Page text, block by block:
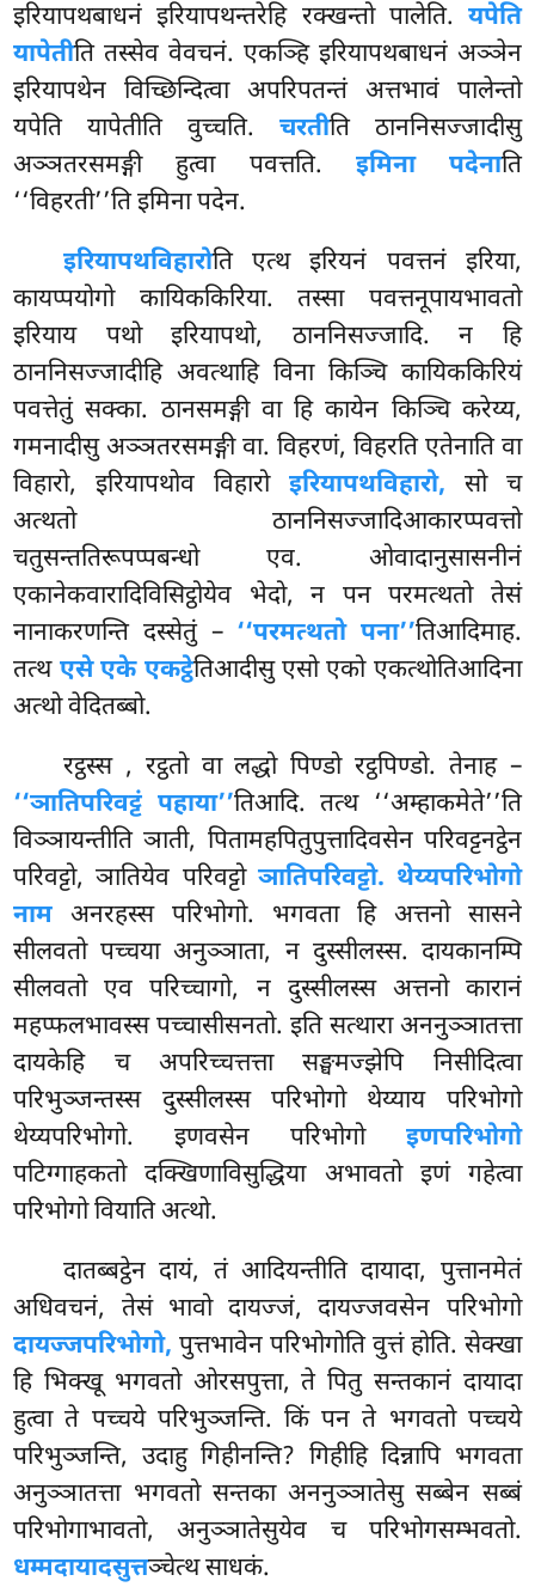
इरियापथबाधनं इरियापथन्तरेहि रक्खन्तो पालेति. यपेति
यापेतीति तस्सेव वेवचनं. एकञ्हि इरियापथबाधनं अञ्ञेन
इरियापथेन विच्छिन्दित्वा अपरिपतन्तं अत्तभावं पालेन्तो
यपेति यापेतीति वुच्चति. चरतीति ठाननिसज्जादीसु
अञ्ञतरसमङ्गी हुत्वा पवत्तति. इमिना पदेनाति
‘‘विहरती’’ति इमिना पदेन.
इरियापथविहारोति एत्थ इरियनं पवत्तनं इरिया,
कायप्पयोगो कायिककिरिया. तस्सा पवत्तनूपायभावतो
इरियाय पथो इरियापथो, ठाननिसज्जादि. न हि
ठाननिसज्जादीहि अवत्थाहि विना किञ्चि कायिककिरियं
पवत्तेतुं सक्का. ठानसमङ्गी वा हि कायेन किञ्चि करेय्य,
गमनादीसु अञ्ञतरसमङ्गी वा. विहरणं, विहरति एतेनाति वा
विहारो, इरियापथोव विहारो इरियापथविहारो, सो च
अत्थतो ठाननिसज्जादिआकारप्पवत्तो
चतुसन्ततिरूपप्पबन्धो एव. ओवादानुसासनीनं
एकानेकवारादिविसिट्ठोयेव भेदो, न पन परमत्थतो तेसं
नानाकरणन्ति दस्सेतुं – ‘‘परमत्थतो पना’’तिआदिमाह.
तत्थ एसे एके एकट्ठेतिआदीसु एसो एको एकत्थोतिआदिना
अत्थो वेदितब्बो.
रट्ठस्स , रट्ठतो वा लद्धो पिण्डो रट्ठपिण्डो. तेनाह –
‘‘ञातिपरिवट्टं पहाया’’तिआदि. तत्थ ‘‘अम्हाकमेते’’ति
विञ्ञायन्तीति ञाती, पितामहपितुपुत्तादिवसेन परिवट्टनट्ठेन
परिवट्टो, ञातियेव परिवट्टो ञातिपरिवट्टो. थेय्यपरिभोगो
नाम अनरहस्स परिभोगो. भगवता हि अत्तनो सासने
सीलवतो पच्चया अनुञ्ञाता, न दुस्सीलस्स. दायकानम्पि
सीलवतो एव परिच्चागो, न दुस्सीलस्स अत्तनो कारानं
महप्फलभावस्स पच्चासीसनतो. इति सत्थारा अननुञ्ञातत्ता
दायकेहि च अपरिच्चत्तत्ता सङ्घमज्झेपि निसीदित्वा
परिभुञ्जन्तस्स दुस्सीलस्स परिभोगो थेय्याय परिभोगो
थेय्यपरिभोगो. इणवसेन परिभोगो इणपरिभोगो
पटिग्गाहकतो दक्खिणाविसुद्धिया अभावतो इणं गहेत्वा
परिभोगो वियाति अत्थो.
दातब्बट्ठेन दायं, तं आदियन्तीति दायादा, पुत्तानमेतं
अधिवचनं, तेसं भावो दायज्जं, दायज्जवसेन परिभोगो
दायज्जपरिभोगो, पुत्तभावेन परिभोगोति वुत्तं होति. सेक्खा
हि भिक्खू भगवतो ओरसपुत्ता, ते पितु सन्तकानं दायादा
हुत्वा ते पच्चये परिभुञ्जन्ति. किं पन ते भगवतो पच्चये
परिभुञ्जन्ति, उदाहु गिहीनन्ति? गिहीहि दिन्नापि भगवता
अनुञ्ञातत्ता भगवतो सन्तका अननुञ्ञातेसु सब्बेन सब्बं
परिभोगाभावतो, अनुञ्ञातेसुयेव च परिभोगसम्भवतो.
धम्मदायादसुत्तञ्चेत्थ साधकं.